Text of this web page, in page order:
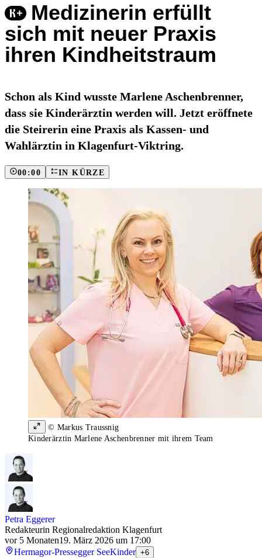
Medizinerin erfüllt
sich mit neuer Praxis
ihren Kindheitstraum
Schon als Kind wusste Marlene Aschenbrenner,
dass sie Kinderärztin werden will. Jetzt eröffnete
die Steirerin eine Praxis als Kassen- und
Wahlärztin in Klagenfurt-Viktring.
00:00 IN KÜRZE
© Markus Traussnig
Kinderärztin Marlene Aschenbrenner mit ihrem Team
Petra Eggerer
Redakteurin Regionalredaktion Klagenfurt
vor 5 Monaten19. März 2026 um 17:00
Hermagor-Pressegger SeeKinder +6